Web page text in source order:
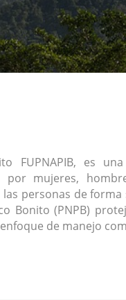
FUPNAPIB, es
mujeres,
personas de
Bonito (PNPB)
de manejo